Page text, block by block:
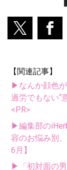
【関連記事】
▶なんか顔色が
過労でもない“
<PR>
▶編集部の
容のお悩み別
6月】
▶「初対面の